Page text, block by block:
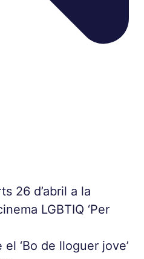
26 d’abril a la
LGBTIQ ‘Per
‘Bo de lloguer jove’